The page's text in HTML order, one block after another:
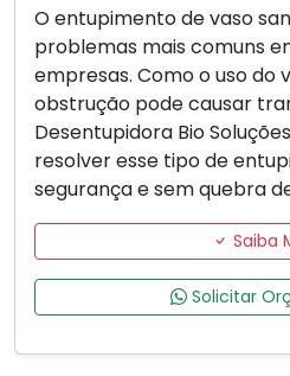
O entupimento de vaso
problemas mais comuns
empresas. Como o uso do
obstrução pode causar
Desentupidora Bio
resolver esse tipo de
segurança e sem quebra
Saiba
Solicitar